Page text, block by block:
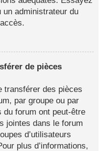
un administrateur du
de pièces
transférer des pièces
par groupe ou par
du forum ont peut-être
jointes dans le forum
d’utilisateurs
plus d’informations,